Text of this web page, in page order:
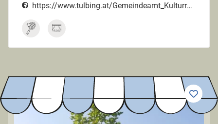
https://www.tulbing.at/Gemeindeamt_Kulturraum_2